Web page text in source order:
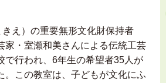
え）の重要無形文化財保持者
家・室瀬和美さんによる伝統工芸
で行われ、6年生の希望者35人が
。この教室は、子どもが文化にふ